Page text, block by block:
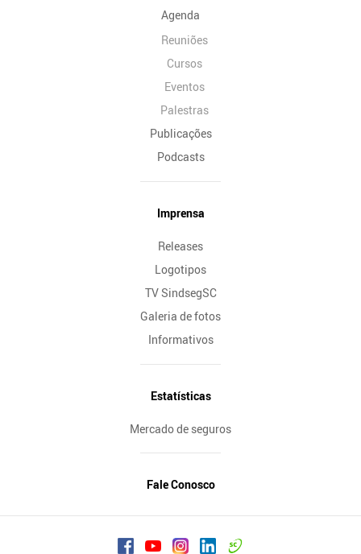
Agenda
Reuniões
Cursos
Eventos
Palestras
Publicações
Podcasts
Imprensa
Releases
Logotipos
TV SindsegSC
Galeria de fotos
Informativos
Estatísticas
Mercado de seguros
Fale Conosco